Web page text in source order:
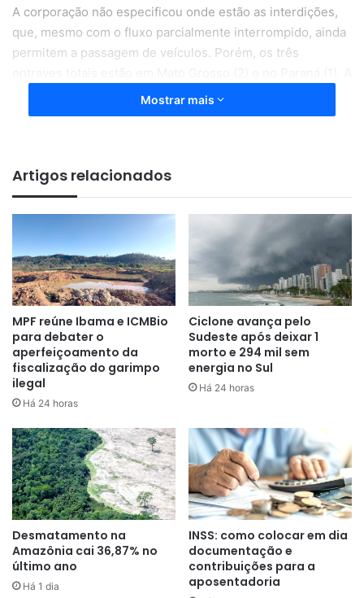
A corporação não especificou onde estão as interdições,
que, mesmo com o fluxo parcialmente interrompido, ainda
permitem a passagem de veículos. Porém, os três
PRF também informa que, desde o início dos atos, na
última segunda-feira (31), 1.077 manifestações em
Os atos nas estradas são encabeçados por caminhoneiros,
sem uma liderança definida, que estão descontentes com
a eleição de Luiz Inácio Lula da Silva para suceder Jair
Bolsonaro na Presidência da República a partir de janeiro.
Mostrar mais
Artigos relacionados
MPF reúne Ibama e ICMBio
para debater o
aperfeiçoamento da
fiscalização do garimpo
ilegal
Há 24 horas
Ciclone avança pelo
Sudeste após deixar 1
morto e 294 mil sem
energia no Sul
Há 24 horas
Desmatamento na
Amazônia cai 36,87% no
último ano
Há 1 dia
INSS: como colocar em dia
documentação e
contribuições para a
aposentadoria